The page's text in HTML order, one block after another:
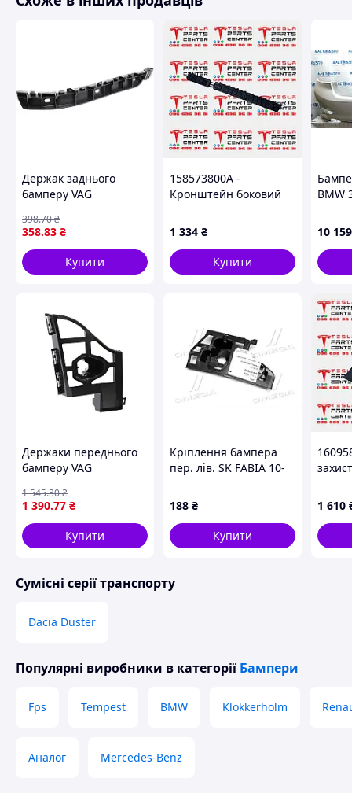
Схожі товари за характеристиками
Держак заднього
бамперу VAG
358.83 ₴
398.70₴
Купити
158573800A -
Кронштейн боковий
(2021+) RH Tesla Model
S
1 334 ₴
Купити
BMW
10 159
Держаки переднього
бамперу VAG
1 390.77 ₴
1 545.30₴
Купити
Кріплення бампера
пер. лів. SK FABIA 10-
1873 931)
188 ₴
Купити
1 610
Сумісні серії транспорту
Dacia Duster
Популярні виробники в категорії Бампери
Fps Tempest BMW Klokkerholm
Аналог Mercedes-Benz